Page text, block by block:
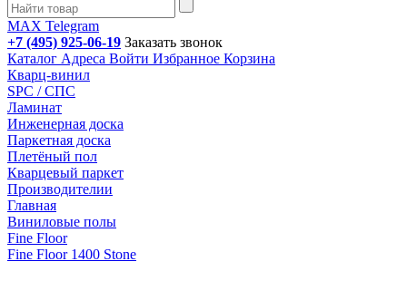
MAX Telegram
+7 (495) 925-06-19 Заказать звонок
Каталог Адреса Войти Избранное Корзина
Кварц-винил
SPC / СПС
Ламинат
Инженерная доска
Паркетная доска
Плетёный пол
Кварцевый паркет
Производителии
Главная
Виниловые полы
Fine Floor
Fine Floor 1400 Stone